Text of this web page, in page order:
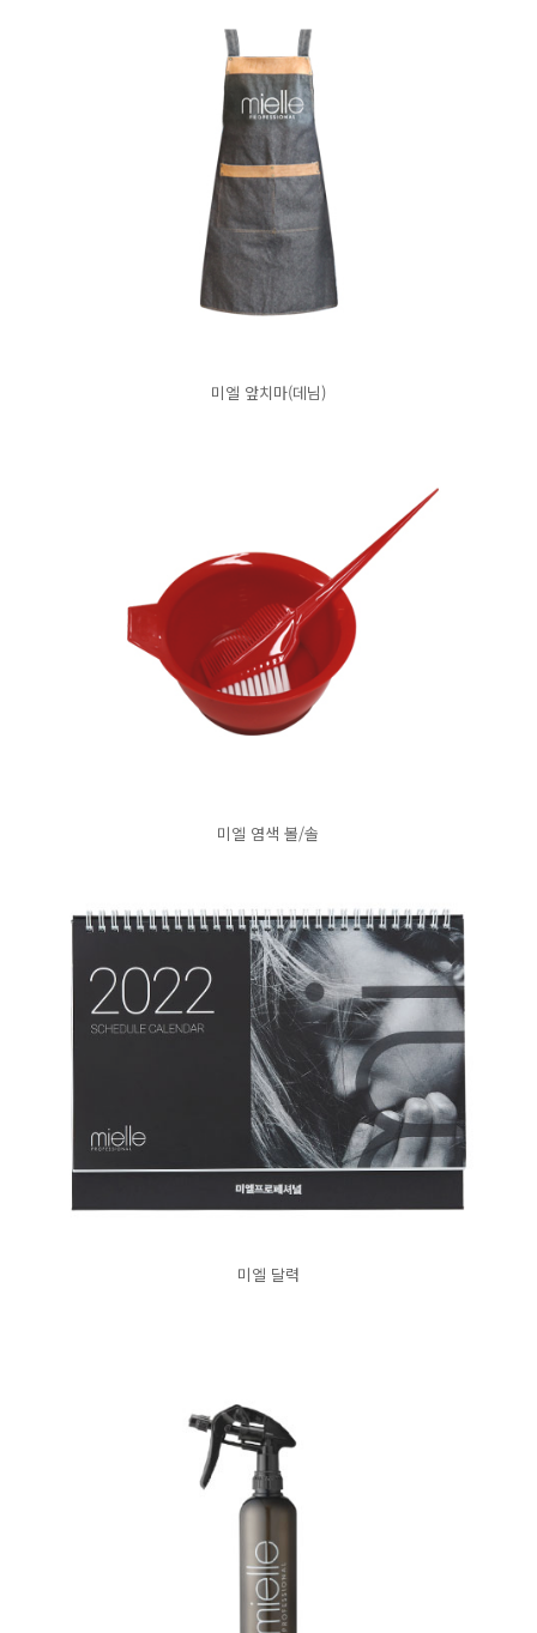
미엘 앞치마(데님)
미엘 염색 볼/솔
미엘 달력